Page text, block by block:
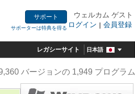
サポート
サポーターは特典を得る
ウェルカム ゲスト
ログイン | 会員登録
レガシーサイト 日本語
バージョンの 1,949 プログラム